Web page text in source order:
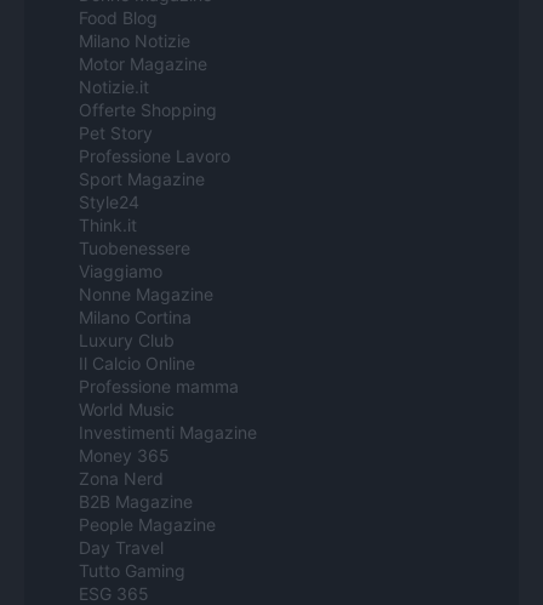
Food Blog
Milano Notizie
Motor Magazine
Notizie.it
Offerte Shopping
Pet Story
Professione Lavoro
Sport Magazine
Style24
Think.it
Tuobenessere
Viaggiamo
Nonne Magazine
Milano Cortina
Luxury Club
Il Calcio Online
Professione mamma
World Music
Investimenti Magazine
Money 365
Zona Nerd
B2B Magazine
People Magazine
Day Travel
Tutto Gaming
ESG 365